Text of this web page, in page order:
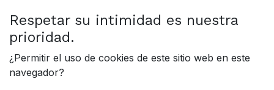
¿Qué es Jet2Holidays?
Respetar su intimidad es nuestra
prioridad.
¿Permitir el uso de cookies de este sitio web en este
navegador?